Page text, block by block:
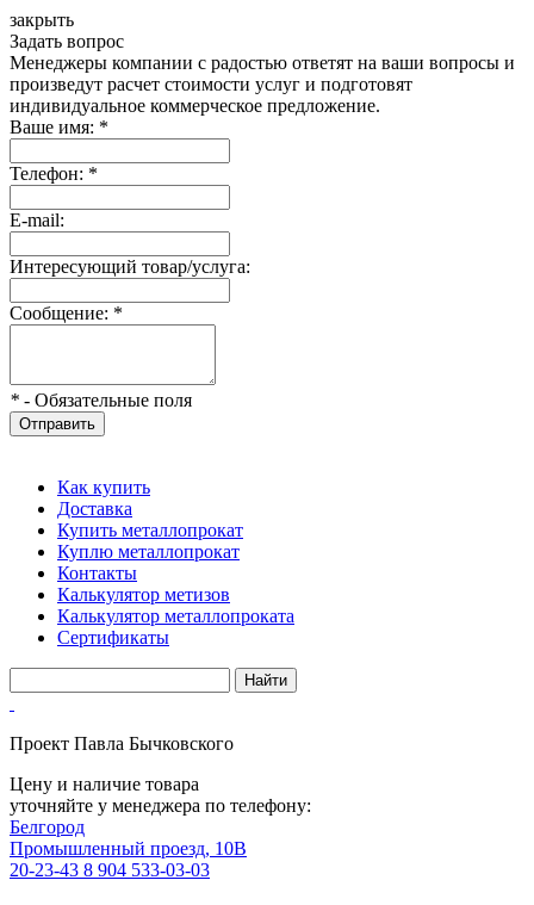
закрыть
Задать вопрос
Менеджеры компании с радостью ответят на ваши вопросы и
произведут расчет стоимости услуг и подготовят
индивидуальное коммерческое предложение.
Ваше имя: *
Телефон: *
E-mail:
Интересующий товар/услуга:
Сообщение: *
* - Обязательные поля
Отправить
Как купить
Доставка
Купить металлопрокат
Куплю металлопрокат
Контакты
Калькулятор метизов
Калькулятор металлопроката
Сертификаты
Проект Павла Бычковского
Цену и наличие товара
уточняйте у менеджера по телефону:
Белгород
Промышленный проезд, 10В
20-23-43 8 904 533-03-03